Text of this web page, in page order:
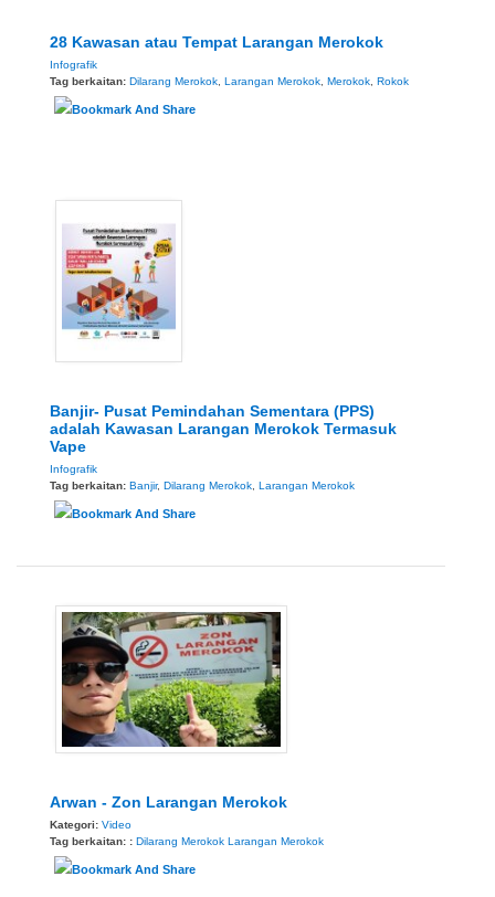
28 Kawasan atau Tempat Larangan Merokok
Infografik
Tag berkaitan: Dilarang Merokok, Larangan Merokok, Merokok, Rokok
Banjir- Pusat Pemindahan Sementara (PPS)
adalah Kawasan Larangan Merokok Termasuk
Vape
Infografik
Tag berkaitan: Banjir, Dilarang Merokok Larangan Merokok
Arwan - Zon Larangan Merokok
Kategori: Video
Tag berkaitan: : Dilarang Merokok Larangan Merokok